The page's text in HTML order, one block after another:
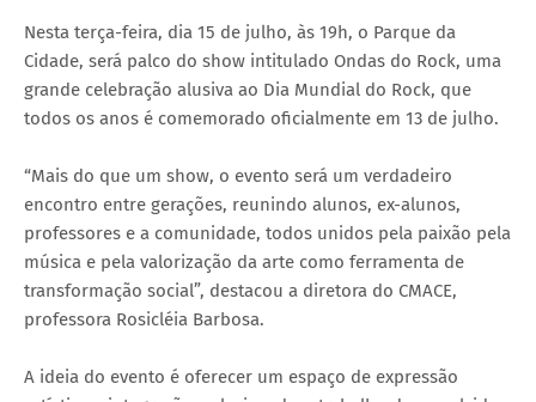
Nesta terça-feira, dia 15 de julho, às 19h, o Parque da
Cidade, será palco do show intitulado Ondas do Rock, uma
grande celebração alusiva ao Dia Mundial do Rock, que
todos os anos é comemorado oficialmente em 13 de julho.
“Mais do que um show, o evento será um verdadeiro
encontro entre gerações, reunindo alunos, ex-alunos,
professores e a comunidade, todos unidos pela paixão pela
música e pela valorização da arte como ferramenta de
transformação social”, destacou a diretora do CMACE,
professora Rosicléia Barbosa.
A ideia do evento é oferecer um espaço de expressão